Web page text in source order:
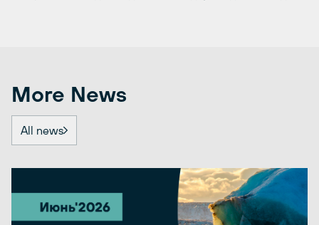
More News
All news